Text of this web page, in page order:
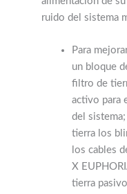
ruido del sistema
Para
un bloque
filtro de
activo para
del
tierra los
los cables
X
tierra